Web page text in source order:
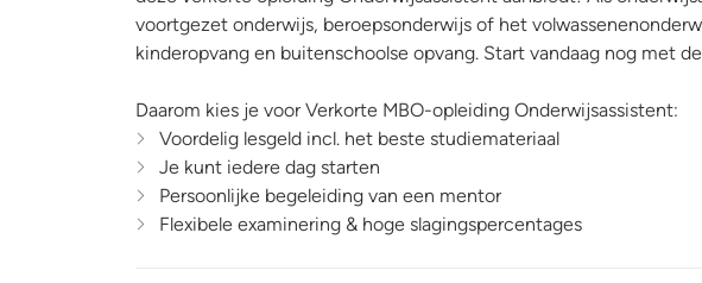
voortgezet onderwijs, beroepsonderwijs of het
kinderopvang en buitenschoolse opvang. Start vandaag nog met
Daarom kies je voor Verkorte MBO-opleiding Onderwijsassistent:
Voordelig lesgeld incl. het beste studiemateriaal
Je kunt iedere dag starten
Persoonlijke begeleiding van een mentor
Flexibele examinering & hoge slagingspercentages